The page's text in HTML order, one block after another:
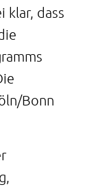
klar, dass
Bonn